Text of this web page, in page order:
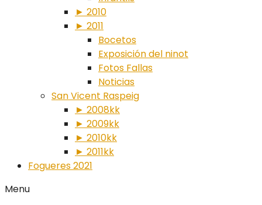
► 2010
► 2011
Bocetos
Exposición del ninot
Fotos Fallas
Noticias
San Vicent Raspeig
► 2008kk
► 2009kk
► 2010kk
► 2011kk
Fogueres 2021
Menu